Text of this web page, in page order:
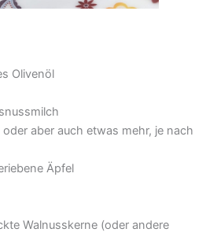
Olivenöl
aber auch etwas mehr, je nach
Äpfel
Walnusskerne (oder andere